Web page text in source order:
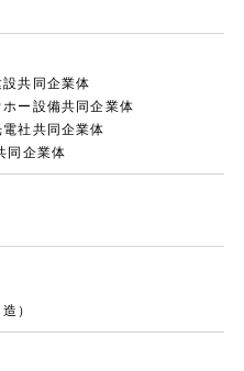
共同企業体
ー設備共同企業体
社共同企業体
同企業体
）